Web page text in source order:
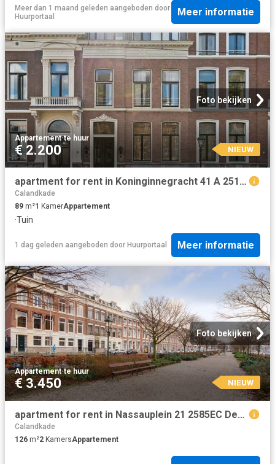
Meer dan 1 maand geleden aangeboden door
Huurportaal
Meer informatie
Foto bekijken
Appartement·te huur
€ 2.200 NIEUW
apartment for rent in Koninginnegracht 41 A 2514AD Den Haag Archipelbuurt Den Haag
Calandkade
89 m²1 KamerAppartement
·Tuin
1 dag geleden aangeboden door Huurportaal Meer informatie
Foto bekijken
Appartement·te huur
€ 3.450 NIEUW
apartment for rent in Nassauplein 21 2585EC Den Haag Archipelbuurt Den Haag
Calandkade
126 m²2 KamersAppartement